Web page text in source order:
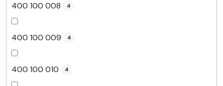
400 100 008 4
400 100 009 4
400 100 010 4